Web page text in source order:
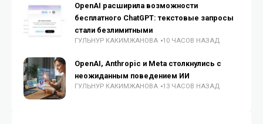
OpenAI расширила возможности
бесплатного ChatGPT: текстовые запросы
стали безлимитными
ГУЛЬНУР КАКИМЖАНОВА 10 ЧАСОВ НАЗАД
OpenAI, Anthropic и Meta столкнулись с
неожиданным поведением ИИ
ГУЛЬНУР КАКИМЖАНОВА 13 ЧАСОВ НАЗАД